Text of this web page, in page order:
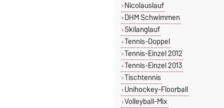
Nicolauslauf
DHM Schwimmen
Skilanglauf
Tennis-Doppel
Tennis-Einzel 2012
Tennis-Einzel 2013
Tischtennis
Unihockey-Floorball
Volleyball-Mix